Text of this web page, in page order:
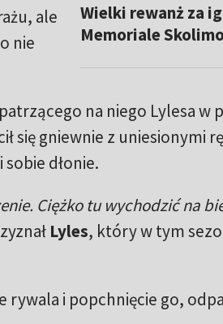
Wielki rewanż za
Memoriale
ale
nie
na niego Lylesa w
się gniewnie z uniesionymi
dłonie.
Ciężko tu wychodzić na
Lyles, który w tym
rywala i popchnięcie go,